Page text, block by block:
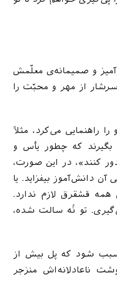
و صمیمانه‌ی معلّمش
از مهر و محبّت را
راهنمایی می‌کرد، مثلاً
بگیرند که چطور یأس و
کنند»، در این صورت،
دانش‌آموز بیفزاید. یا
قشقرق لازم ندارد.
تو نُه سالت شده،
شود که پل بیش از
ناعادلانه‌اش منزجر